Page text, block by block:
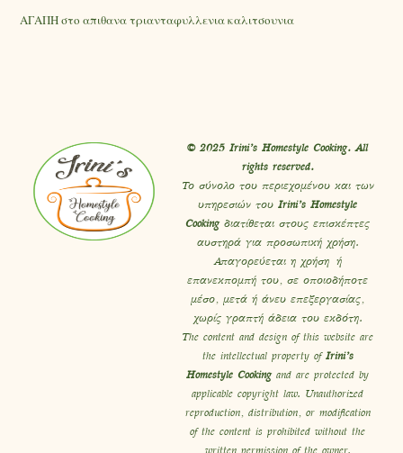
ΑΓΑΠΗστοαπιθανα τριανταφυλλενια καλιτσουνια
© 2025 Irini’s Homestyle Cooking. All
rights reserved.
Το σύνολο του περιεχομένου και των
υπηρεσιών τουIrini’s Homestyle
Cookingδιατίθεται στους επισκέπτες
αυστηρά για προσωπική χρήση.
Απαγορεύεται η χρήση ή
επανεκπομπή του, σε οποιοδήποτε
μέσο, μετά ή άνευ επεξεργασίας,
χωρίς γραπτή άδεια του εκδότη.
The content and design of this website are
the intellectual property ofIrini’s
Homestyle Cookingand are protected by
applicable copyright law. Unauthorized
reproduction, distribution, or modification
of the content is prohibited without the